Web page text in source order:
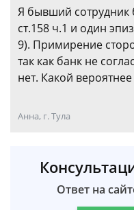
Я бывший сотрудник
ст.158 ч.1 и один
9). Примирение
так как банк не
нет. Какой
Анна, г. Тула
Ответ на